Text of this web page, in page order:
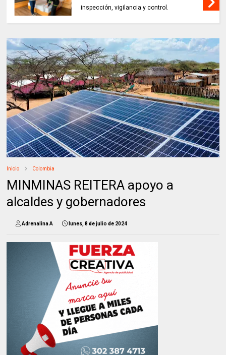
inspección, vigilancia y control.
Inicio Colombia
MINMINAS REITERA apoyo a
alcaldes y gobernadores
Adrenalina A lunes, 8 de julio de 2024